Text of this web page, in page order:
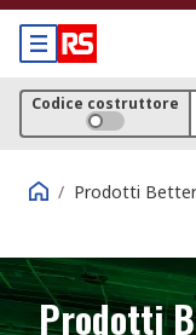
Codice costruttore
/ Prodotti
Prodotti